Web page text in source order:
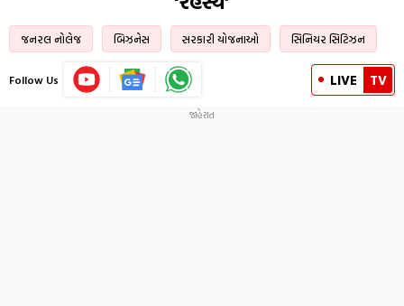
જનરલ નોલેજ બિઝનેસ સરકારી યોજનાઓ સિનિયર સિટિઝન
Follow Us LIVE TV